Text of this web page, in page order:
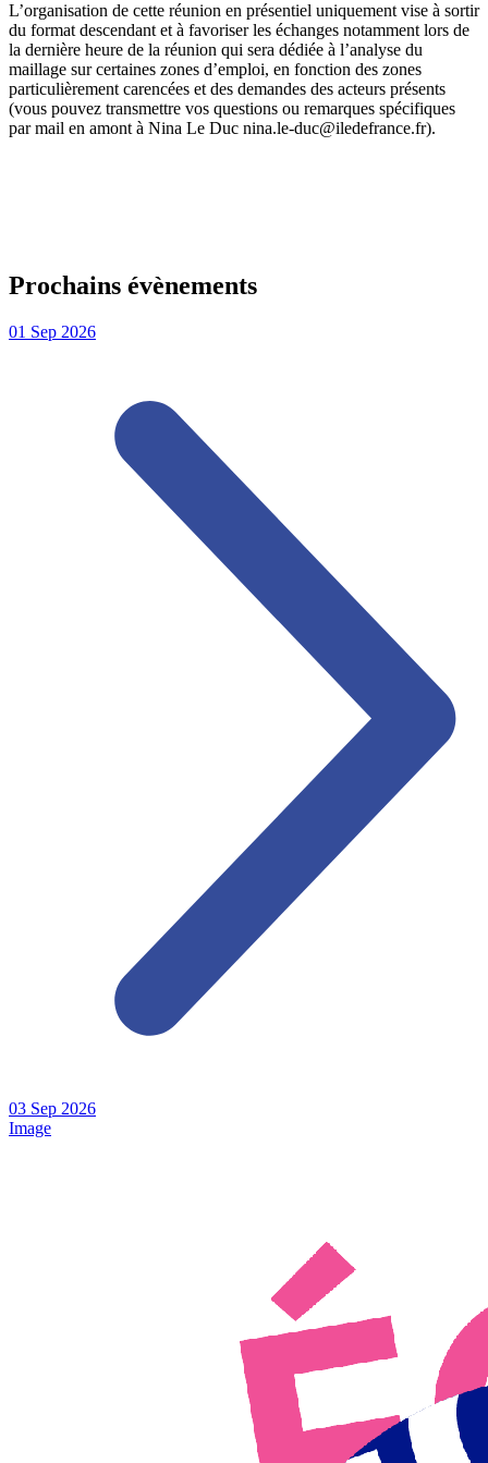
L’organisation de cette réunion en présentiel uniquement vise à sortir
du format descendant et à favoriser les échanges notamment lors de
la dernière heure de la réunion qui sera dédiée à l’analyse du
maillage sur certaines zones d’emploi, en fonction des zones
particulièrement carencées et des demandes des acteurs présents
(vous pouvez transmettre vos questions ou remarques spécifiques
par mail en amont à Nina Le Duc nina.le-duc@iledefrance.fr).
Prochains évènements
01 Sep 2026
03 Sep 2026
Image